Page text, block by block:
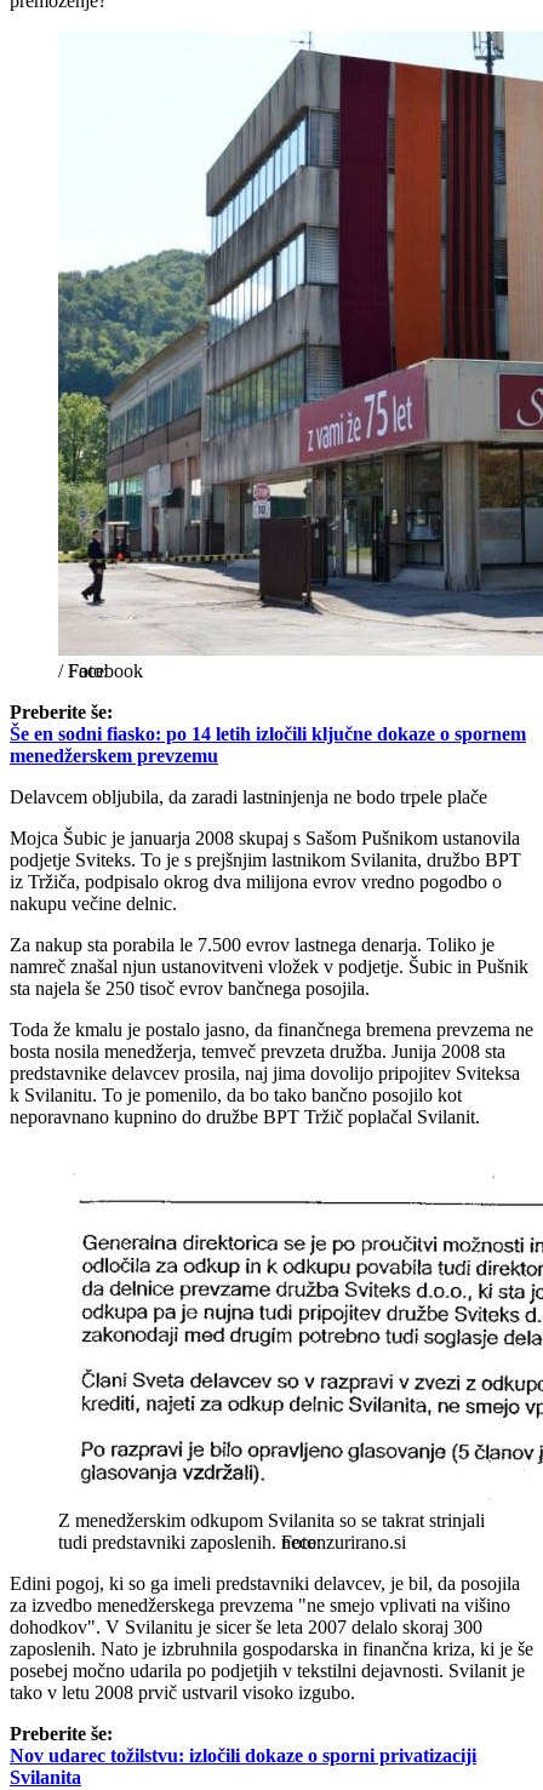
/Facebook
Preberite še:
Še en sodni fiasko: po 14 letih izločili ključne dokaze o spornem
menedžerskem prevzemu
Delavcem obljubila, da zaradi lastninjenja ne bodo trpele plače
Mojca Šubic je januarja 2008 skupaj s Sašom Pušnikom ustanovila
podjetje Sviteks. To je s prejšnjim lastnikom Svilanita, družbo BPT
iz Tržiča, podpisalo okrog dva milijona evrov vredno pogodbo o
nakupu večine delnic.
Za nakup sta porabila le 7.500 evrov lastnega denarja. Toliko je
namreč znašal njun ustanovitveni vložek v podjetje. Šubic in Pušnik
sta najela še 250 tisoč evrov bančnega posojila.
Toda že kmalu je postalo jasno, da finančnega bremena prevzema ne
bosta nosila menedžerja, temveč prevzeta družba. Junija 2008 sta
predstavnike delavcev prosila, naj jima dovolijo pripojitev Sviteksa
k Svilanitu. To je pomenilo, da bo tako bančno posojilo kot
neporavnano kupnino do družbe BPT Tržič poplačal Svilanit.
Z menedžerskim odkupom Svilanita so se takrat strinjali
tudi predstavniki zaposlenih. necenzurirano.si
Edini pogoj, ki so ga imeli predstavniki delavcev, je bil, da posojila
za izvedbo menedžerskega prevzema "ne smejo vplivati na višino
dohodkov". V Svilanitu je sicer še leta 2007 delalo skoraj 300
zaposlenih. Nato je izbruhnila gospodarska in finančna kriza, ki je še
posebej močno udarila po podjetjih v tekstilni dejavnosti. Svilanit je
tako v letu 2008 prvič ustvaril visoko izgubo.
Preberite še:
Nov udarec tožilstvu: izločili dokaze o sporni privatizaciji
Svilanita